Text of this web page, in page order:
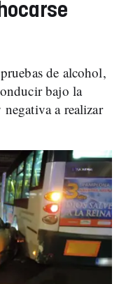
de alcohol,
bajo la
a realizar